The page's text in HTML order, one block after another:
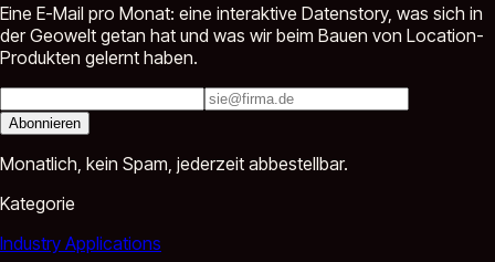
Eine E-Mail pro Monat: eine interaktive Datenstory, was sich in
der Geowelt getan hat und was wir beim Bauen von Location-
Produkten gelernt haben.
Abonnieren
Monatlich, kein Spam, jederzeit abbestellbar.
Kategorie
Industry Applications